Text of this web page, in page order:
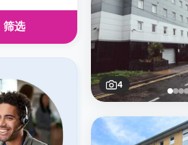
筛选
4